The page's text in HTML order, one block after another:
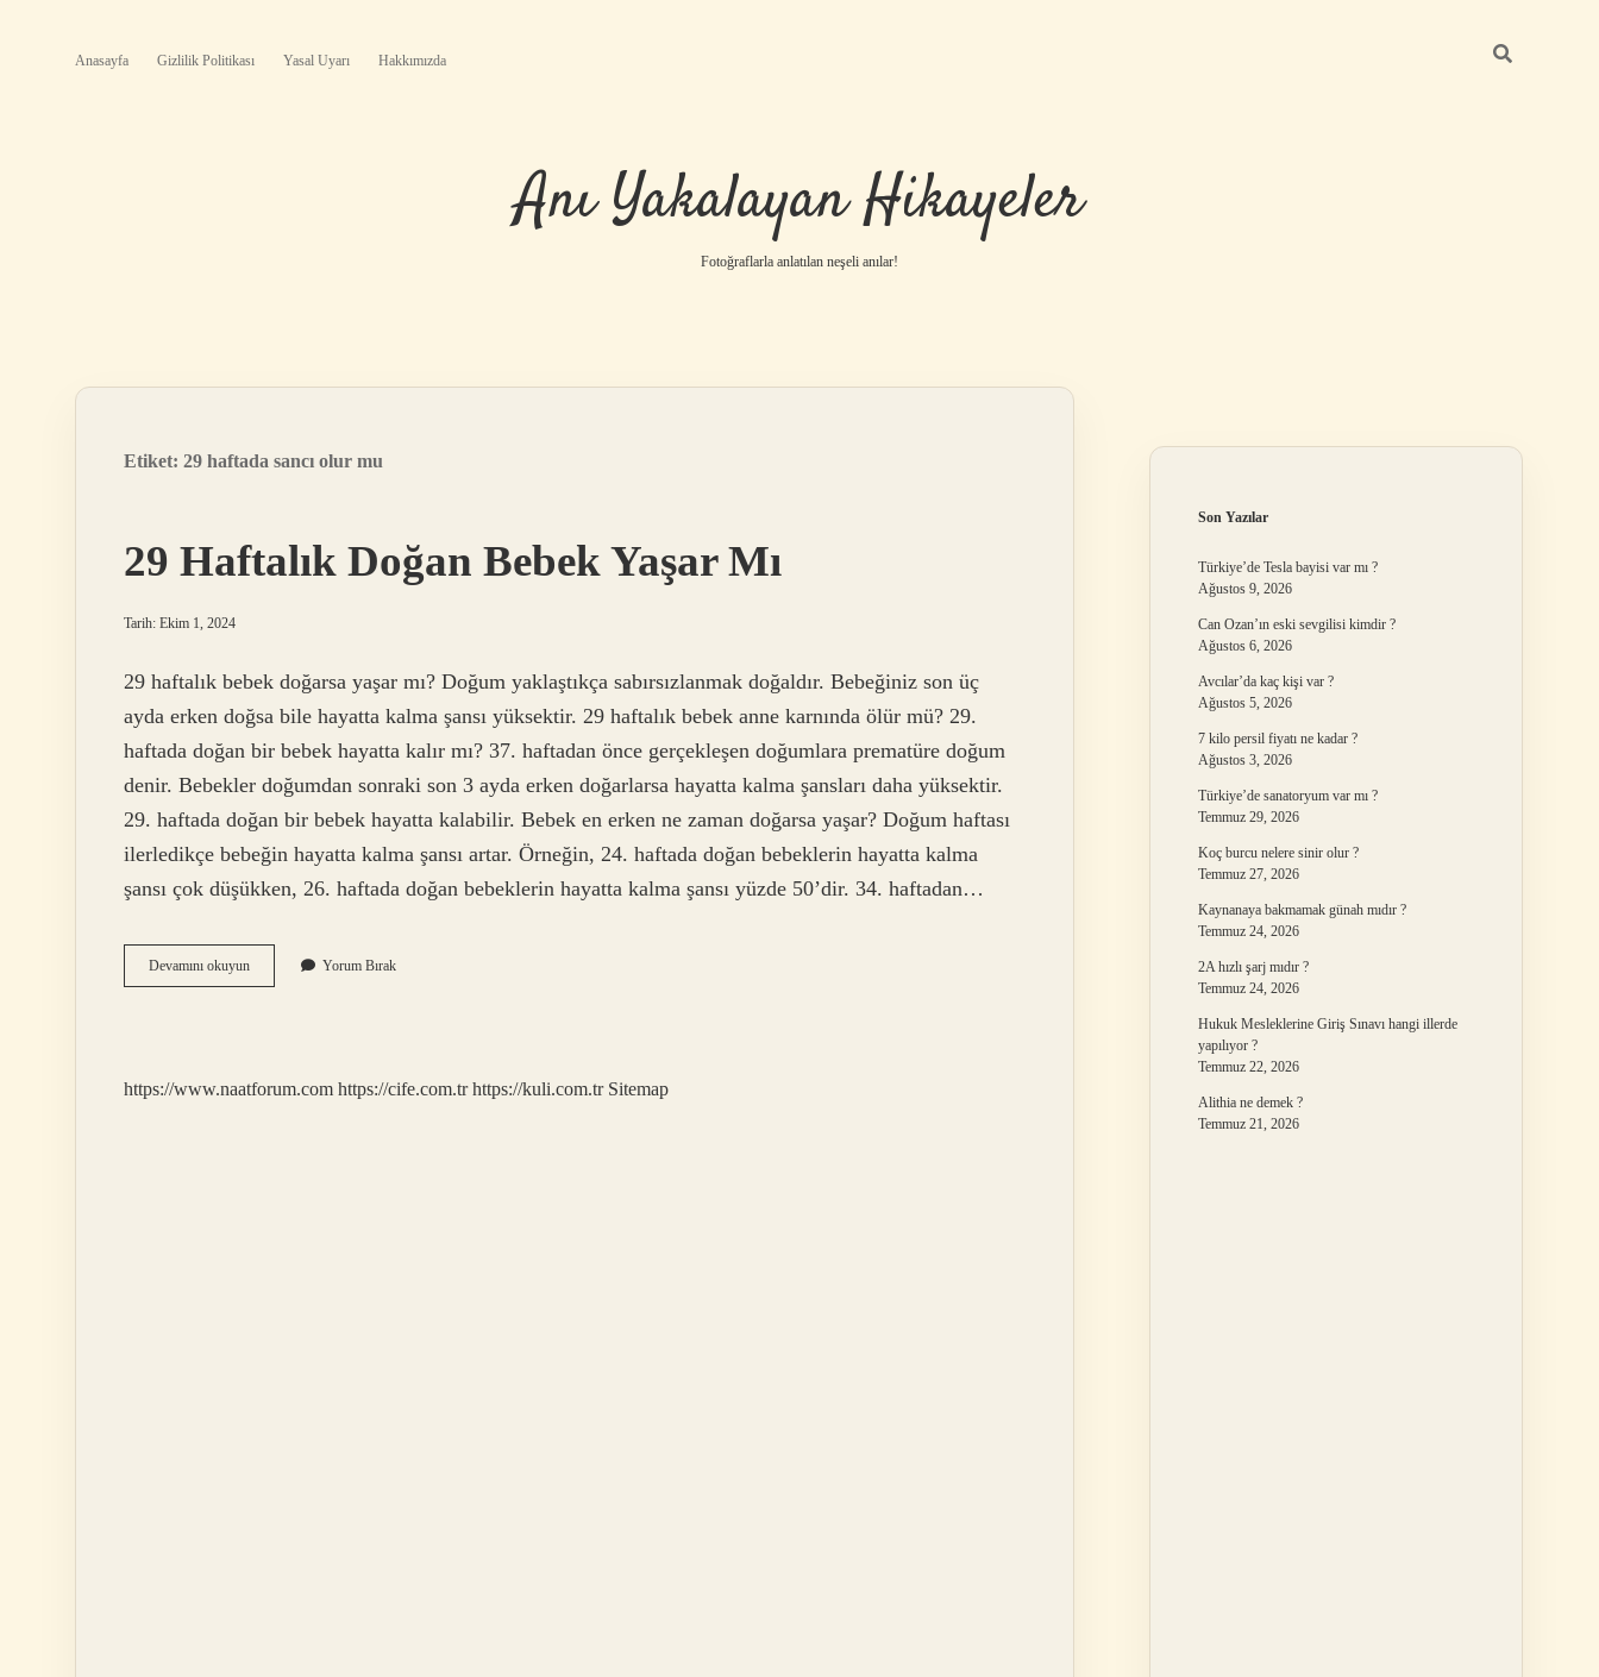
Anasayfa Gizlilik Politikası Yasal Uyarı Hakkımızda
Anı Yakalayan Hikayeler
Fotoğraflarla anlatılan neşeli anılar!
Etiket: 29 haftada sancı olur mu
29 Haftalık Doğan Bebek Yaşar Mı
Tarih: Ekim 1, 2024
29 haftalık bebek doğarsa yaşar mı? Doğum yaklaştıkça sabırsızlanmak doğaldır. Bebeğiniz son üç
ayda erken doğsa bile hayatta kalma şansı yüksektir. 29 haftalık bebek anne karnında ölür mü? 29.
haftada doğan bir bebek hayatta kalır mı? 37. haftadan önce gerçekleşen doğumlara prematüre doğum
denir. Bebekler doğumdan sonraki son 3 ayda erken doğarlarsa hayatta kalma şansları daha yüksektir.
29. haftada doğan bir bebek hayatta kalabilir. Bebek en erken ne zaman doğarsa yaşar? Doğum haftası
ilerledikçe bebeğin hayatta kalma şansı artar. Örneğin, 24. haftada doğan bebeklerin hayatta kalma
şansı çok düşükken, 26. haftada doğan bebeklerin hayatta kalma şansı yüzde 50’dir. 34. haftadan…
Devamını okuyun29
Haftalık
Yorum Bırak
https://www.naatforum.com https://cife.com.tr https://kuli.com.tr Sitemap
Son Yazılar
Türkiye’de Tesla bayisi var mı ?
Ağustos 9, 2026
Can Ozan’ın eski sevgilisi kimdir ?
Ağustos 6, 2026
Avcılar’da kaç kişi var ?
Ağustos 5, 2026
7 kilo persil fiyatı ne kadar ?
Ağustos 3, 2026
Türkiye’de sanatoryum var mı ?
Temmuz 29, 2026
Koç burcu nelere sinir olur ?
Temmuz 27, 2026
Kaynanaya bakmamak günah mıdır ?
Temmuz 24, 2026
2A hızlı şarj mıdır ?
Temmuz 24, 2026
Hukuk Mesleklerine Giriş Sınavı hangi illerde
yapılıyor ?
Temmuz 22, 2026
Alithia ne demek ?
Temmuz 21, 2026